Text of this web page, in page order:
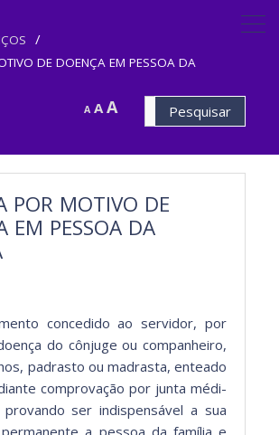
DE DOENÇA EM PESSOA DA
Pesquisar
por:
A A A
POR MOTIVO DE
EM PESSOA DA
con­ce­di­do ao servi­dor, por
do côn­juge ou com­pan­heiro,
padras­to ou madras­ta, entea­do
com­pro­vação por jun­ta médi­
ser indis­pen­sáv­el a sua
a pes­soa da família e